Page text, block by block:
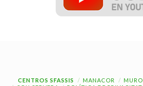
CENTROS SFASSIS MANACOR MURO